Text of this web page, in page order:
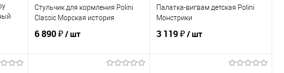
Стульчик для кормления Polini
Classic Морская история
6 890 ₽/ шт
Палатка-вигвам детская Polini
Монстрики
3 119 ₽/ шт